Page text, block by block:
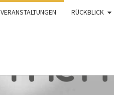
VERANSTALTUNGEN RÜCKBLICK